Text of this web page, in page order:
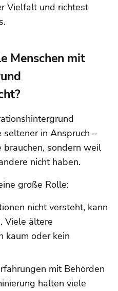
Vielfalt und richtest
Menschen mit
in Anspruch –
sondern weil
nicht haben.
große Rolle:
nicht versteht, kann
Viele ältere
kaum oder kein
mit Behörden
halten viele